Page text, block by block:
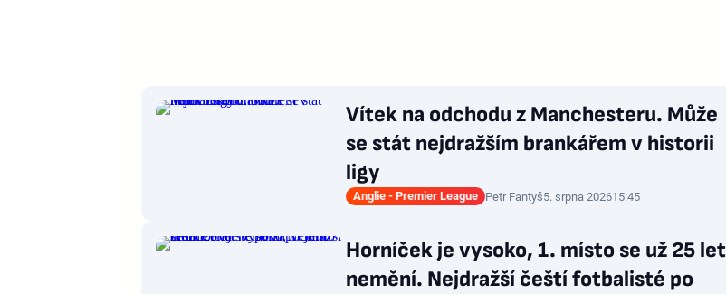
Vítek na odchodu z Manchesteru. Může
se stát nejdražším brankářem v historii
ligy
Anglie - Premier League Petr Fantyš5. srpna 202615:45
Horníček je vysoko, 1. místo se už 25 let
nemění. Nejdražší čeští fotbalisté po